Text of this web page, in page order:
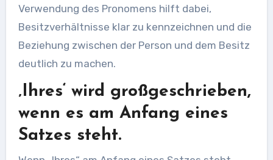
Verwendung des Pronomens hilft dabei,
Besitzverhältnisse klar zu kennzeichnen und die
Beziehung zwischen der Person und dem Besitz
deutlich zu machen.
‚Ihres‘ wird großgeschrieben,
wenn es am Anfang eines
Satzes steht.